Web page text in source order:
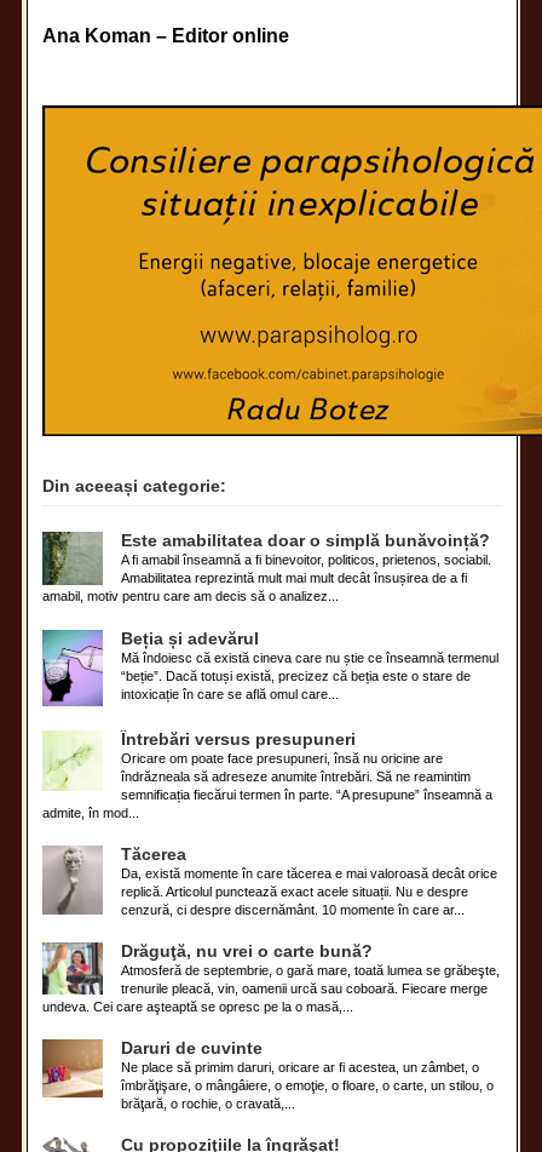
Ana Koman – Editor online
Din aceeași categorie:
Este amabilitatea doar o simplă bunăvoință?
A fi amabil înseamnă a fi binevoitor, politicos, prietenos, sociabil.
Amabilitatea reprezintă mult mai mult decât însușirea de a fi
amabil, motiv pentru care am decis să o analizez...
Beția și adevărul
Mă îndoiesc că există cineva care nu știe ce înseamnă termenul
“beție”. Dacă totuși există, precizez că beția este o stare de
intoxicație în care se află omul care...
Întrebări versus presupuneri
Oricare om poate face presupuneri, însă nu oricine are
îndrăzneala să adreseze anumite întrebări. Să ne reamintim
semnificația fiecărui termen în parte. “A presupune” înseamnă a
admite, în mod...
Tăcerea
Da, există momente în care tăcerea e mai valoroasă decât orice
replică. Articolul punctează exact acele situații. Nu e despre
cenzură, ci despre discernământ. 10 momente în care ar...
Drăguţă, nu vrei o carte bună?
Atmosferă de septembrie, o gară mare, toată lumea se grăbeşte,
trenurile pleacă, vin, oamenii urcă sau coboară. Fiecare merge
undeva. Cei care aşteaptă se opresc pe la o masă,...
Daruri de cuvinte
Ne place să primim daruri, oricare ar fi acestea, un zâmbet, o
îmbrăţişare, o mângâiere, o emoţie, o floare, o carte, un stilou, o
brăţară, o rochie, o cravată,...
Cu propoziţiile la îngrăşat!